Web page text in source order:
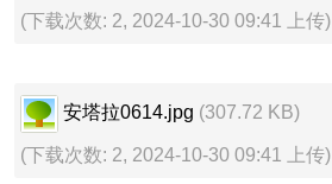
(下载次数: 2, 2024-10-30 09:41 上传)
安塔拉0614.jpg (307.72 KB)
(下载次数: 2, 2024-10-30 09:41 上传)